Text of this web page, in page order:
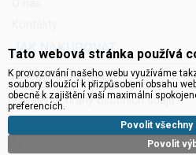
JAK NAKUPOVAT
Obchodní podmínky
Zásady ochrany osobních údajů
Ceník balného a dopravného
Tato webová stránka používá
K provozování našeho webu využíváme
soubory sloužící k přizpůsobení obsahu
obecně k zajištění vaší maximální
preferencích.
Povolit
Povolit